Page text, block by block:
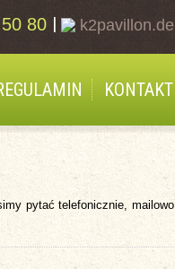
80 | k2pavillon.de
KONTAKT
pytać telefonicznie, mailowo